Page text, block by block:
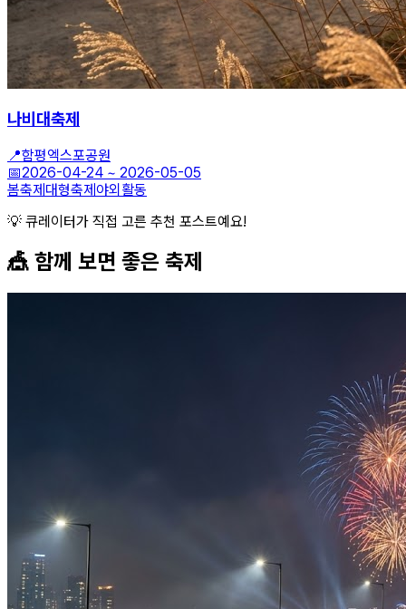
나비대축제
📍함평엑스포공원
📅2026-04-24 ~ 2026-05-05
봄축제대형축제야외활동
💡 큐레이터가 직접 고른 추천 포스트예요!
🎪 함께 보면 좋은 축제